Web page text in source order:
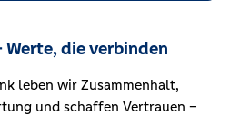
die verbinden
leben wir Zusammenhalt,
und schaffen Vertrauen –